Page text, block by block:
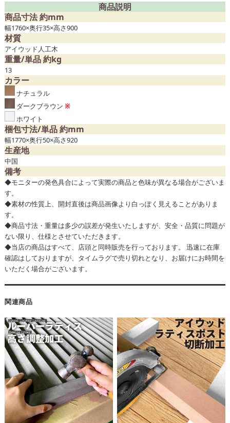
商品説明
商品寸法 約mm
幅1760×奥行35×高さ900
材質
アイウッド人工木
重量/単品 約kg
13
カラー
ナチュラル
ダークブラウン ※
ホワイト
梱包寸法/単品 約mm
幅1770×奥行50×高さ920
生産地
中国
備考
◆モニターの発色具合によって実際の商品と色味が異なる場合がございま
す。
◆素材の性質上、開封直後は商品画像より白っぽく見えることがありま
す。
◆商品寸法・重量は多少の誤差が発生いたしますが、安全・品質に問題が
ない限り、仕様とさせていただきます。
◆当店の商品はすべて、店頭と同時販売を行っております。 迅速に在庫
確認はしておりますが、タイムラグで売り切れとなり、お届けにお時間を
いただく場合がございます。
関連商品